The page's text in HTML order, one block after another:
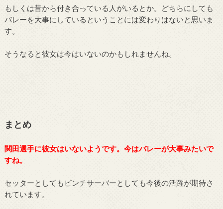
もしくは昔から付き合っている人がいるとか。どちらにしても
バレーを大事にしているということには変わりはないと思いま
す。
そうなると彼女は今はいないのかもしれませんね。
まとめ
関田選手に彼女はいないようです。今はバレーが大事みたいで
すね。
セッターとしてもピンチサーバーとしても今後の活躍が期待さ
れています。